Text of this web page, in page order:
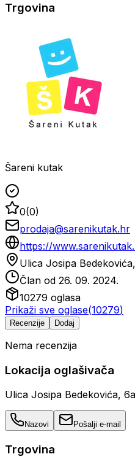
Trgovina
Šareni kutak
0(0)
prodaja@sarenikutak.hr
https://
Ulica Josipa
Član od 26. 09. 2024.
10279 oglasa
Prikaži sve oglase(10279)
Recenzije Dodaj
Nema recenzija
Lokacija oglašivača
Ulica Josipa Bedekovića,
Nazovi Pošalji e-mail
Trgovina